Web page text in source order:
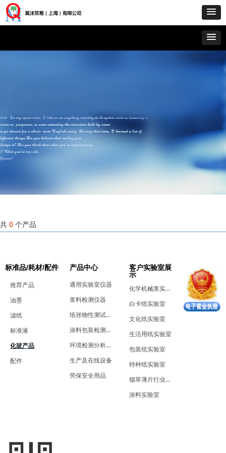
共 0 个产品
通用实验室仪器
浆料检测仪器
纸张物性测试仪器
涂料包装检测仪器
环境检测分析仪器
生产及在线设备
劳保安全用品
产品中心
化学机械浆实验室
白卡纸实验室
文化纸实验室
生活用纸实验室
包装纸实验室
特种纸实验室
烟草薄片行业实验室
涂料实验室
客户实验室展
示
推荐产品
油墨
滤纸
标准液
化玻产品
配件
标准品/耗材/配件